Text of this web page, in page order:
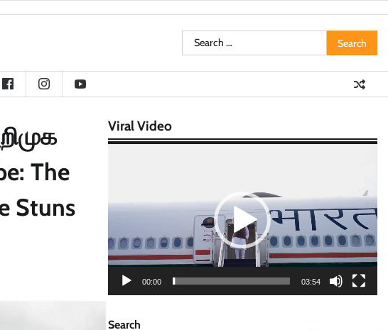
Search
for:
The
Stuns
Viral Video
00:00 03:54
Search